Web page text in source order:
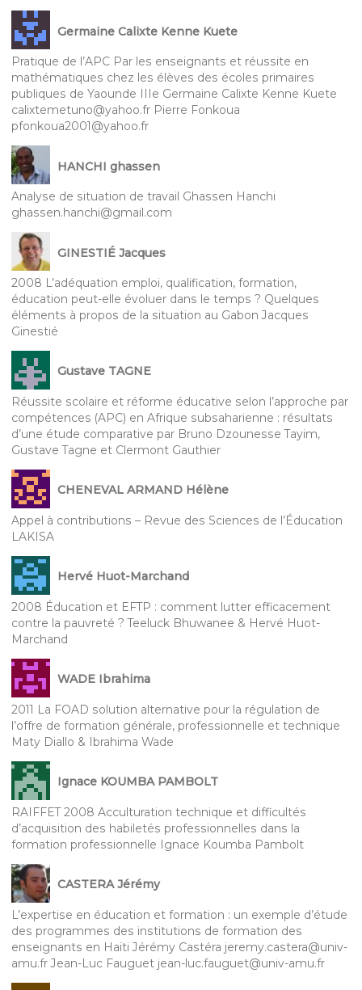
Germaine Calixte Kenne Kuete
Pratique de l’APC Par les enseignants et réussite en
mathématiques chez les élèves des écoles primaires
publiques de Yaounde IIIe Germaine Calixte Kenne Kuete
calixtemetuno@yahoo.fr Pierre Fonkoua
pfonkoua2001@yahoo.fr
HANCHI ghassen
Analyse de situation de travail Ghassen Hanchi
ghassen.hanchi@gmail.com
GINESTIÉ Jacques
2008 L’adéquation emploi, qualification, formation,
éducation peut-elle évoluer dans le temps ? Quelques
éléments à propos de la situation au Gabon Jacques
Ginestié
Gustave TAGNE
Réussite scolaire et réforme éducative selon l’approche par
compétences (APC) en Afrique subsaharienne : résultats
d’une étude comparative par Bruno Dzounesse Tayim,
Gustave Tagne et Clermont Gauthier
CHENEVAL ARMAND Hélène
Appel à contributions – Revue des Sciences de l’Éducation
LAKISA
Hervé Huot-Marchand
2008 Éducation et EFTP : comment lutter efficacement
contre la pauvreté ? Teeluck Bhuwanee & Hervé Huot-
Marchand
WADE Ibrahima
2011 La FOAD solution alternative pour la régulation de
l’offre de formation générale, professionnelle et technique
Maty Diallo & Ibrahima Wade
Ignace KOUMBA PAMBOLT
RAIFFET 2008 Acculturation technique et difficultés
d’acquisition des habiletés professionnelles dans la
formation professionnelle Ignace Koumba Pambolt
CASTERA Jérémy
L’expertise en éducation et formation : un exemple d’étude
des programmes des institutions de formation des
enseignants en Haïti Jérémy Castéra jeremy.castera@univ-
amu.fr Jean-Luc Fauguet jean-luc.fauguet@univ-amu.fr